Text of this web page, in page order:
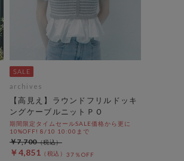
archives
【高見え】ラウンドフリルドッキ
ングケーブルニットＰＯ
期間限定タイムセールSALE価格から更に
10%OFF! 8/10 10:00まで
￥4,851 37％OFF
￥7,700